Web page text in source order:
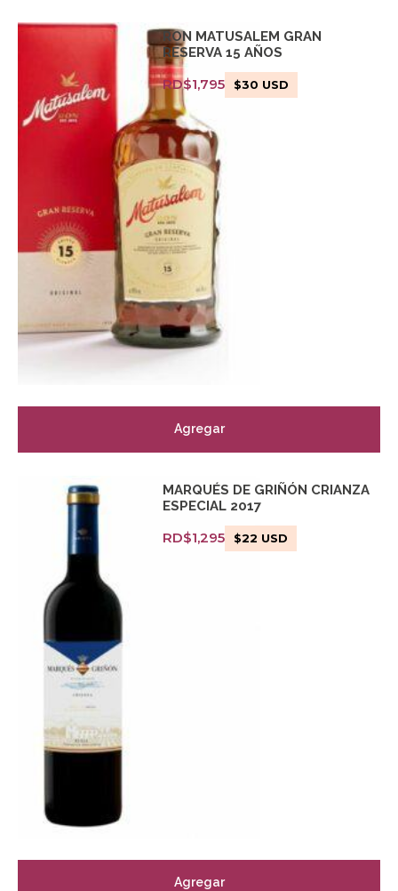
RON MATUSALEM GRAN
RESERVA 15 AÑOS
RD$1,795 $30 USD
Agregar
MARQUÉS DE GRIÑÓN CRIANZA
ESPECIAL 2017
RD$1,295 $22 USD
Agregar